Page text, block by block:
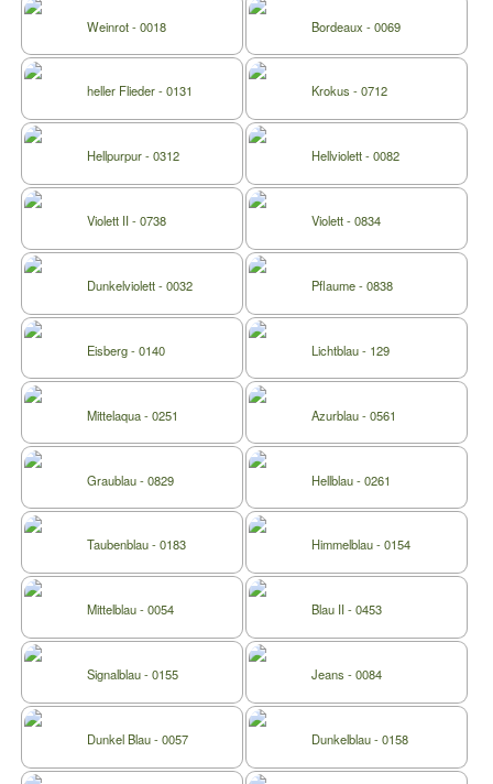
Weinrot - 0018 Bordeaux - 0069
heller Flieder - 0131 Krokus - 0712
Hellpurpur - 0312 Hellviolett - 0082
Violett II - 0738 Violett - 0834
Dunkelviolett - 0032 Pflaume - 0838
Eisberg - 0140 Lichtblau - 129
Mittelaqua - 0251 Azurblau - 0561
Graublau - 0829 Hellblau - 0261
Taubenblau - 0183 Himmelblau - 0154
Mittelblau - 0054 Blau II - 0453
Signalblau - 0155 Jeans - 0084
Dunkel Blau - 0057 Dunkelblau - 0158